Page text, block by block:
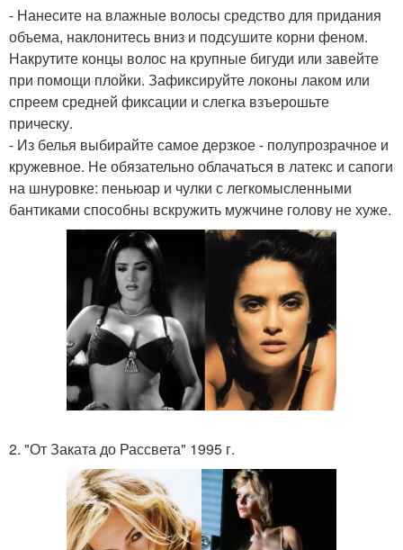
- Нанесите на влажные волосы средство для придания
объема, наклонитесь вниз и подсушите корни феном.
Накрутите концы волос на крупные бигуди или завейте
при помощи плойки. Зафиксируйте локоны лаком или
спреем средней фиксации и слегка взъерошьте
прическу.
- Из белья выбирайте самое дерзкое - полупрозрачное и
кружевное. Не обязательно облачаться в латекс и сапоги
на шнуровке: пеньюар и чулки с легкомысленными
бантиками способны вскружить мужчине голову не хуже.
2. "От Заката до Рассвета" 1995 г.